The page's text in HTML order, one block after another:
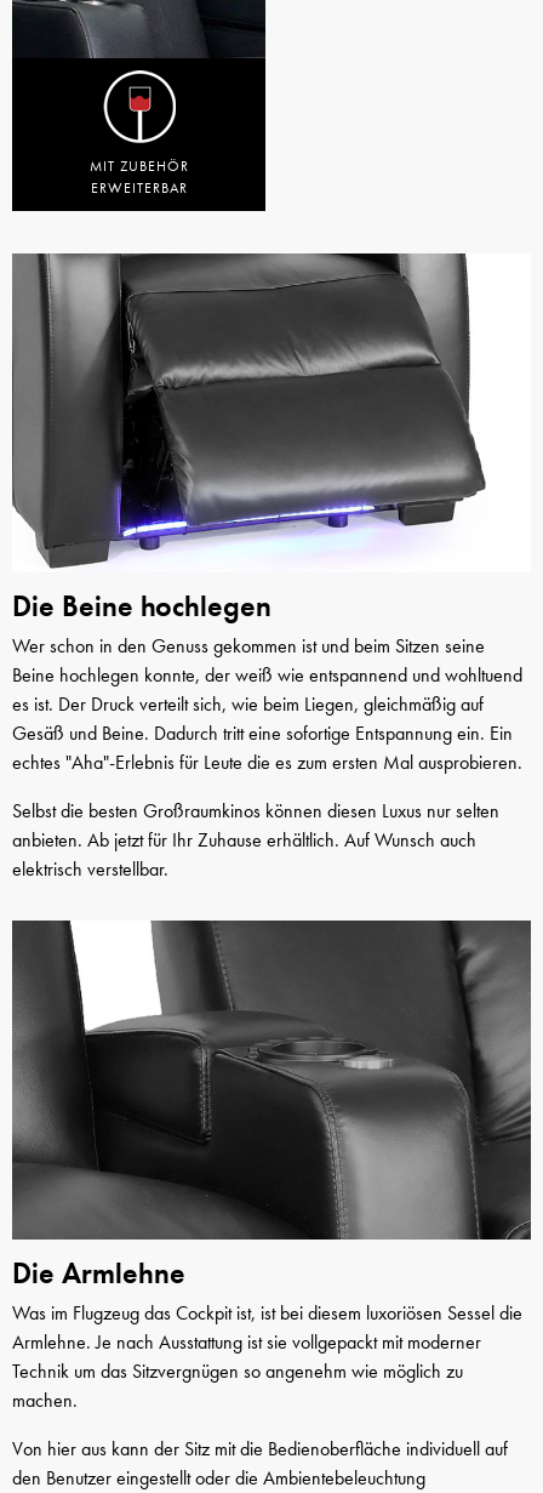
MIT ZUBEHÖR
ERWEITERBAR
Die Beine hochlegen
Wer schon in den Genuss gekommen ist und beim Sitzen seine
Beine hochlegen konnte, der weiß wie entspannend und wohltuend
es ist. Der Druck verteilt sich, wie beim Liegen, gleichmäßig auf
Gesäß und Beine. Dadurch tritt eine sofortige Entspannung ein. Ein
echtes "Aha"-Erlebnis für Leute die es zum ersten Mal ausprobieren.
Selbst die besten Großraumkinos können diesen Luxus nur selten
anbieten. Ab jetzt für Ihr Zuhause erhältlich. Auf Wunsch auch
elektrisch verstellbar.
Die Armlehne
Was im Flugzeug das Cockpit ist, ist bei diesem luxoriösen Sessel die
Armlehne. Je nach Ausstattung ist sie vollgepackt mit moderner
Technik um das Sitzvergnügen so angenehm wie möglich zu
machen.
Von hier aus kann der Sitz mit die Bedienoberfläche individuell auf
den Benutzer eingestellt oder die Ambientebeleuchtung